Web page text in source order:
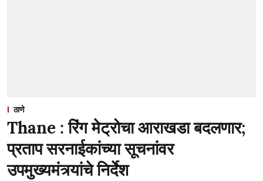
ठाणे
Thane : रिंग मेट्रोचा आराखडा बदलणार;
प्रताप सरनाईकांच्या सूचनांवर
उपमुख्यमंत्र्यांचे निर्देश